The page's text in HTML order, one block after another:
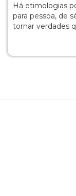
Há etimologias
para pessoa, de
tornar verdades